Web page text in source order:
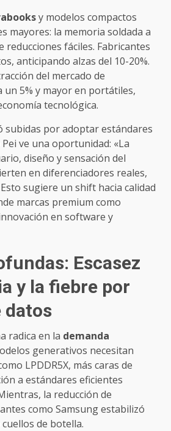
y modelos compactos
mayores: la memoria soldada a
reducciones fáciles. Fabricantes
anticipando alzas del 10-20%.
del mercado de
5% y mayor en portátiles,
tecnológica.
subidas por adoptar estándares
Pei ve una oportunidad: «La
diseño y sensación del
en diferenciadores reales,
sugiere un shift hacia calidad
marcas premium como
en software y
Escasez
y la fiebre por
datos
radica en la demanda
generativos necesitan
LPDDR5X, más caras de
a estándares eficientes
la reducción de
como Samsung estabilizó
de botella.